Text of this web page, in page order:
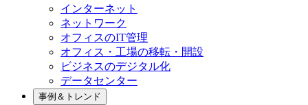
インターネット
ネットワーク
オフィスのIT管理
オフィス・工場の移転・開設
ビジネスのデジタル化
データセンター
事例＆トレンド